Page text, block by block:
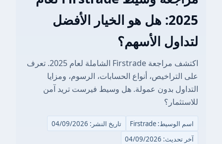
2025: هل هو الخيار الأفضل
لتداول الأسهم؟
اكتشف مراجعة Firstrade الشاملة لعام 2025. تعرف
على التراخيص، أنواع الحسابات، الرسوم، ومزايا
التداول بدون عمولة. هل وسيط فيرست تريد آمن
للاستثمار؟
اسم الوسيط: Firstrade
تاريخ النشر: 04/09/2026
آخر تحديث: 04/09/2026